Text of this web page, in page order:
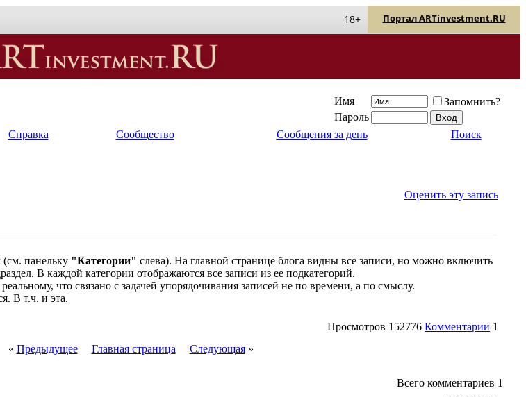
Портал ARTinvestment.RU
18+
Имя
Запомнить?
Пароль
Справка Сообщество Сообщения за день Поиск
Оценить эту запись
(см. панельку "Категории" слева). На главной странице блога видны все записи, но можно включить
В каждой категории отображаются все записи из ее подкатегорий.
что связано с задачей упорядочивания записей не по времени, а по смыслу.
В т.ч. и эта.
Просмотров 152776 Комментарии 1
« Предыдущее Главная страница Следующая»
Всего комментариев 1